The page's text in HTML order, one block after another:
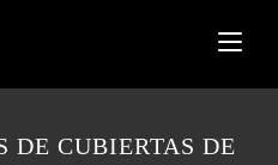
DE CUBIERTAS DE